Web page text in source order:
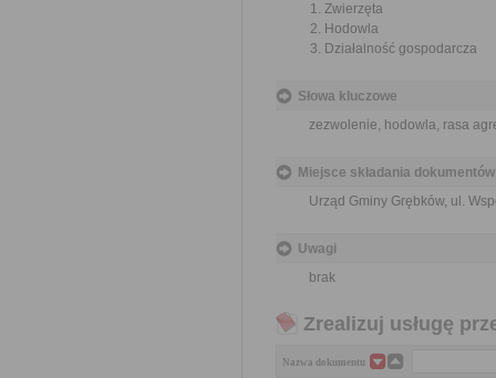
Zwierzęta
Hodowla
Działalność gospodarcza
Słowa kluczowe
zezwolenie, hodowla, rasa
Miejsce składania dokumentów
Urząd Gminy Grębków, ul.
Uwagi
brak
Zrealizuj usługę
Nazwa dokumentu